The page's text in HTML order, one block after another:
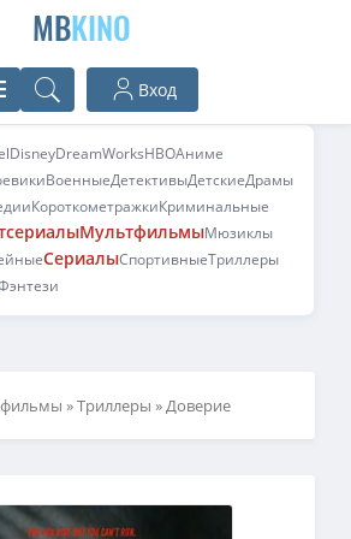
MBKINO
Вход
DisneyDreamWorksHBOАниме
ВоенныеДетективыДетскиеДрамы
КороткометражкиКриминальные
МультфильмыМюзиклы
СериалыСпортивныеТриллеры
фильмы »Триллеры » Доверие